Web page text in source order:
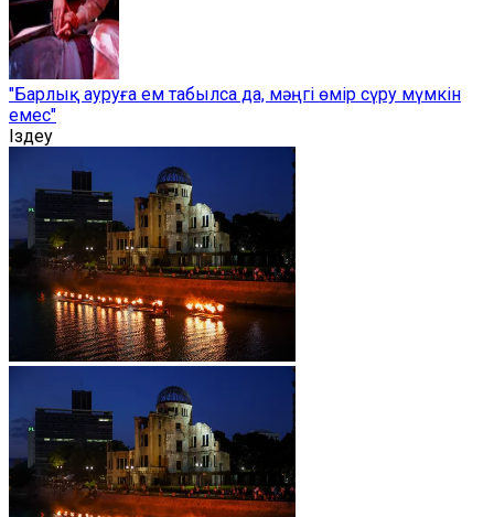
"Барлық ауруға ем табылса да, мәңгі өмір сүру мүмкін
емес"
Іздеу